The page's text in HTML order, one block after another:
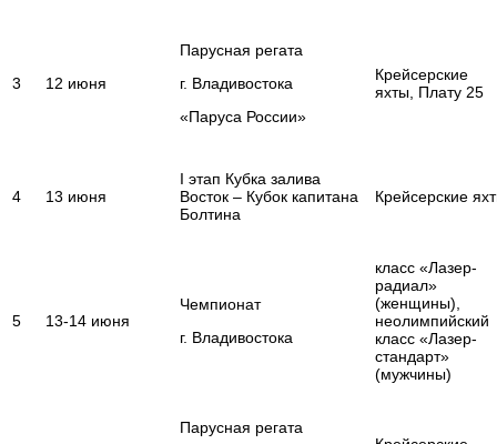
3 12 июня
Парусная регата
г. Владивостока
«Паруса России»
Крейсерские
яхты, Плату 25
4 13 июня
I этап Кубка залива
Восток – Кубок капитана
Болтина
Крейсерские
5 13-14 июня
Чемпионат
г. Владивостока
класс «Лазер-
радиал»
(женщины),
неолимпийский
класс «Лазер-
стандарт»
(мужчины)
Парусная регата